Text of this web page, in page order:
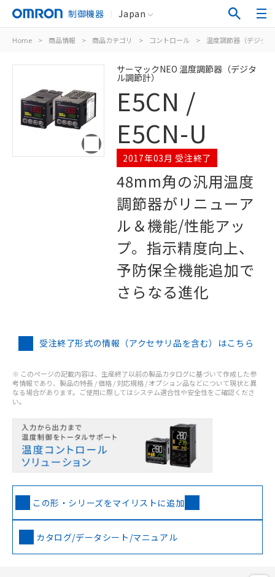
制御機器 Japan
Home > 商品情報 > 商品カテゴリ > コントロール > 温度調節器（デジタ
サーマックNEO 温度調節器（デジタ
ル調節計）
E5CN /
E5CN-U
2017年03月 受注終了
48mm角の汎用温度
調節器がリニューア
ル＆機能/性能アッ
プ。指示精度向上、
予防保全機能追加で
さらなる進化
受注終了形式の情報（アクセサリ品を含む）はこちら
※ このページの記載内容は、生産終了以前の製品カタログに基づいて作成した参
考情報であり、製品の特長 / 価格 / 対応規格 / オプション品などについて現状と異
なる場合があります。ご使用に際してはシステム適合性や安全性をご確認くださ
い。
この形・シリーズをマイリストに追加
カタログ/データシート/マニュアル